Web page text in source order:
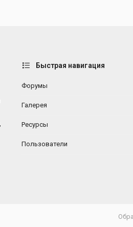
Быстрая навигация
Форумы
Галерея
Ресурсы
Пользователи